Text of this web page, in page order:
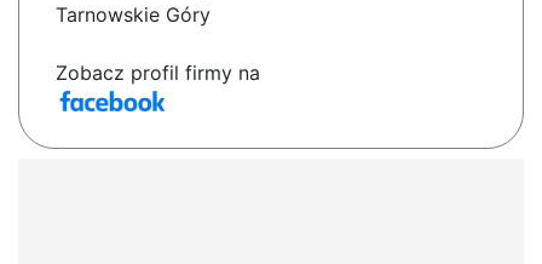
Tarnowskie Góry
Zobacz profil firmy na